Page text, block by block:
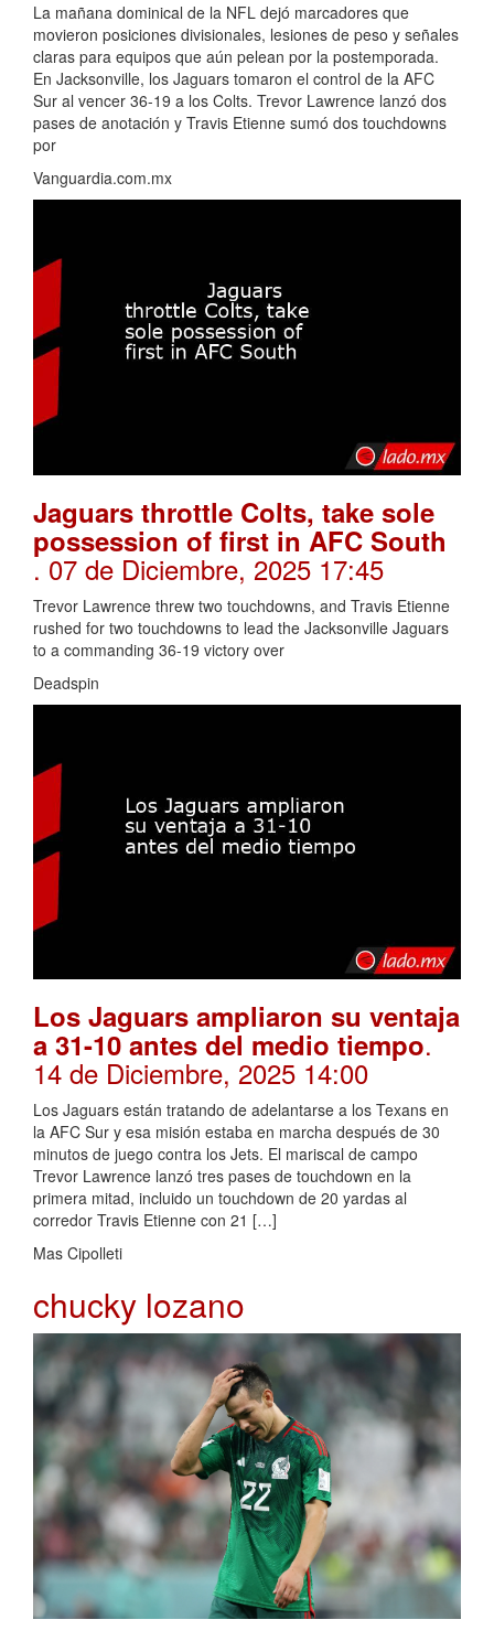
La mañana dominical de la NFL dejó marcadores que
movieron posiciones divisionales, lesiones de peso y señales
claras para equipos que aún pelean por la postemporada.
En Jacksonville, los Jaguars tomaron el control de la AFC
Sur al vencer 36-19 a los Colts. Trevor Lawrence lanzó dos
pases de anotación y Travis Etienne sumó dos touchdowns
por
Vanguardia.com.mx
Jaguars throttle Colts, take sole
possession of first in AFC South
. 07 de Diciembre, 2025 17:45
Trevor Lawrence threw two touchdowns, and Travis Etienne
rushed for two touchdowns to lead the Jacksonville Jaguars
to a commanding 36-19 victory over
Deadspin
Los Jaguars ampliaron su ventaja
a 31-10 antes del medio tiempo.
14 de Diciembre, 2025 14:00
Los Jaguars están tratando de adelantarse a los Texans en
la AFC Sur y esa misión estaba en marcha después de 30
minutos de juego contra los Jets. El mariscal de campo
Trevor Lawrence lanzó tres pases de touchdown en la
primera mitad, incluido un touchdown de 20 yardas al
corredor Travis Etienne con 21 […]
Mas Cipolleti
chucky lozano